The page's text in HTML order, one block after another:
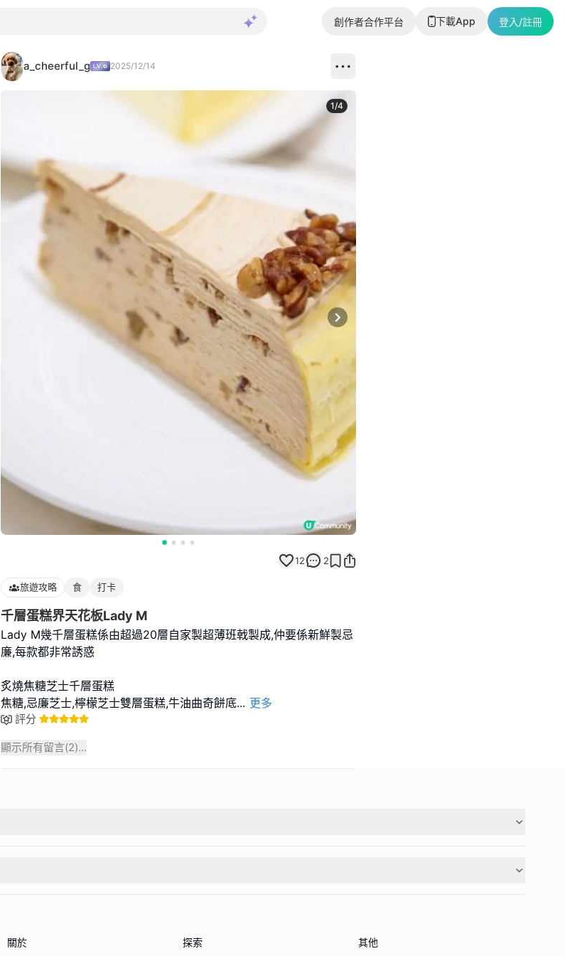
創作者合作平台 下載App 登入/註冊
a_cheerful_g 2025/12/14
Next slide
1/4
12 2
旅遊攻略 食 打卡
千層蛋糕界天花板Lady M
Lady M幾千層蛋糕係由超過20層自家製超薄班戟製成,仲要係新鮮製忌
廉,每款都非常誘惑
炙燒焦糖芝士千層蛋糕
焦糖,忌廉芝士,檸檬芝士雙層蛋糕,牛油曲奇餅底... 更多
評分
顯示所有留言(2)...
關於 探索 其他